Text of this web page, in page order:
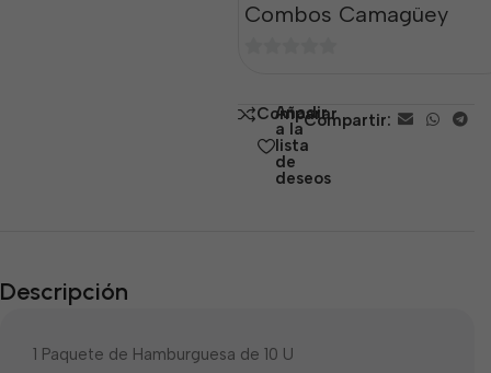
Combos Camagüey
5 Comparar
Añadir
a la
lista
de
deseos
Compartir:
Descripción
1 Paquete de Hamburguesa de 10 U